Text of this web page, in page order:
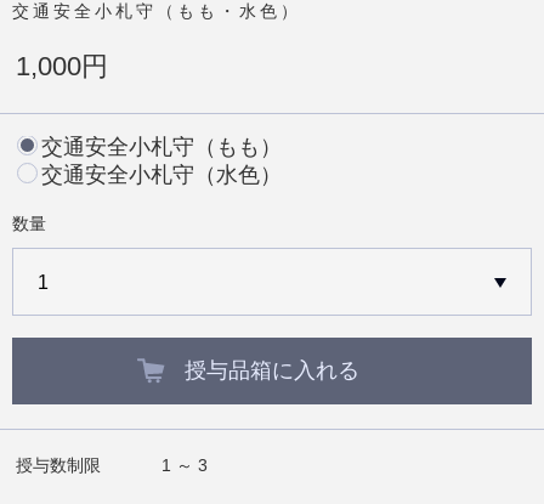
交通安全小札守（もも・水色）
1,000円
交通安全小札守（もも）
交通安全小札守（水色）
数量
授与品箱に入れる
授与数制限 1 ～ 3